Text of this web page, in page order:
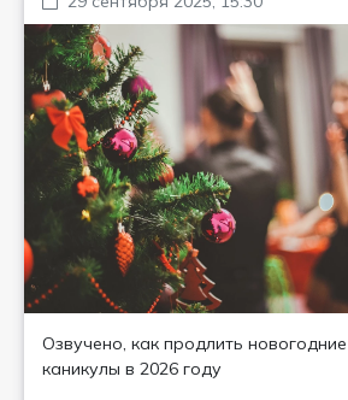
Озвучено, как продлить новогодние
каникулы в 2026 году